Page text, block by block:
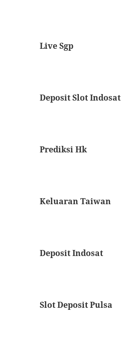
Live Sgp
Deposit Slot Indosat
Prediksi Hk
Keluaran Taiwan
Deposit Indosat
Slot Deposit Pulsa